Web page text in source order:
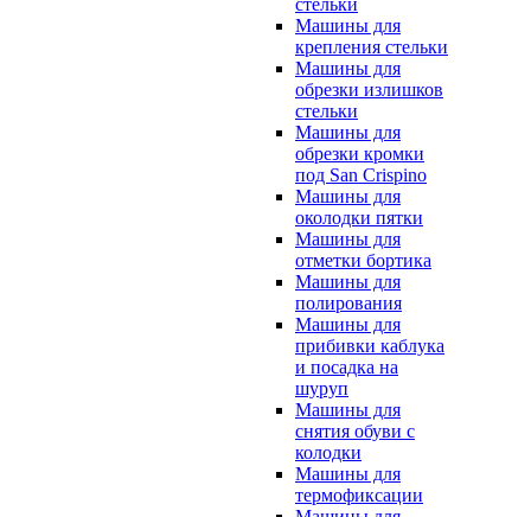
стельки
Машины для
крепления стельки
Машины для
обрезки излишков
стельки
Машины для
обрезки кромки
под San Crispino
Машины для
околодки пятки
Машины для
отметки бортика
Машины для
полирования
Машины для
прибивки каблука
и посадка на
шуруп
Машины для
снятия обуви с
колодки
Машины для
термофиксации